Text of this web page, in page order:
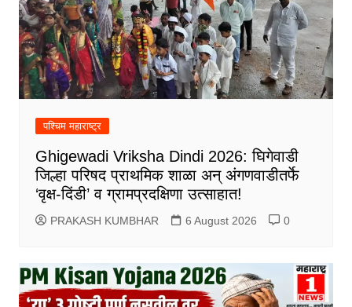
पश्चिम महाराष्ट्र
Ghigewadi Vriksha Dindi 2026: घिगेवाडी
जिल्हा परिषद प्राथमिक शाळा अन् अंगणवाडीतर्फे
‘वृक्ष-दिंडी’ व ग्रामप्रदक्षिणा उत्साहात!
PRAKASH KUMBHAR 6 August 2026 0